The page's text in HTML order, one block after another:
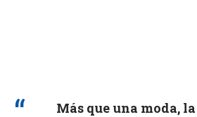
Más que una moda,